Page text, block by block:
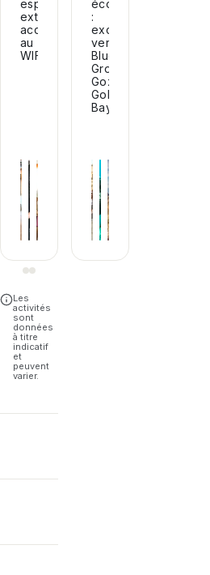
espace
extérieur,
accès
au
WIFI...
école
:
excursion
vers
Blue
Grotto,
Gozo,
Golden
Bay...
Les
activités
sont
données
à titre
indicatif
et
peuvent
varier.